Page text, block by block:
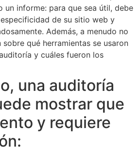
un informe: para que sea útil, debe
de su sitio web y
Además, a menudo no
qué herramientas se usaron
y cuáles fueron los
una auditoría
mostrar que
y requiere